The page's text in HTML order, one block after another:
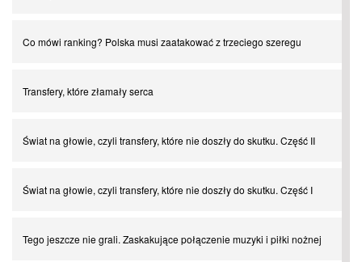
Co mówi ranking? Polska musi zaatakować z trzeciego szeregu
Transfery, które złamały serca
Świat na głowie, czyli transfery, które nie doszły do skutku. Część II
Świat na głowie, czyli transfery, które nie doszły do skutku. Część I
Tego jeszcze nie grali. Zaskakujące połączenie muzyki i piłki nożnej